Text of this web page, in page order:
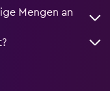
Mengen an